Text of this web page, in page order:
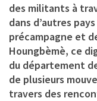
des militants à
dans d’autres
précampagne et
Houngbèmè, ce
du département
de plusieurs
travers des